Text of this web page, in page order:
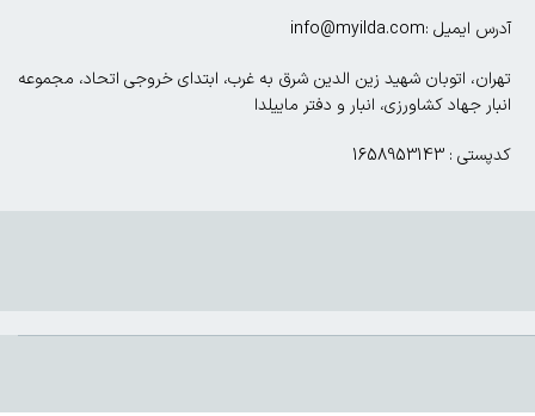
آدرس ایمیل :info@myilda.com
تهران، اتوبان شهید زین الدین شرق به غرب، ابتدای خروجی اتحاد، مجموعه
انبار جهاد کشاورزی، انبار و دفتر ماییلدا
کدپستی : 1658953143